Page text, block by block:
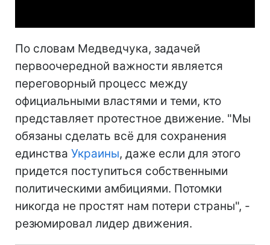
По словам Медведчука, задачей
первоочередной важности является
переговорный процесс между
официальными властями и теми, кто
представляет протестное движение. "Мы
обязаны сделать всё для сохранения
единства Украины, даже если для этого
придется поступиться собственными
политическими амбициями. Потомки
никогда не простят нам потери страны", -
резюмировал лидер движения.